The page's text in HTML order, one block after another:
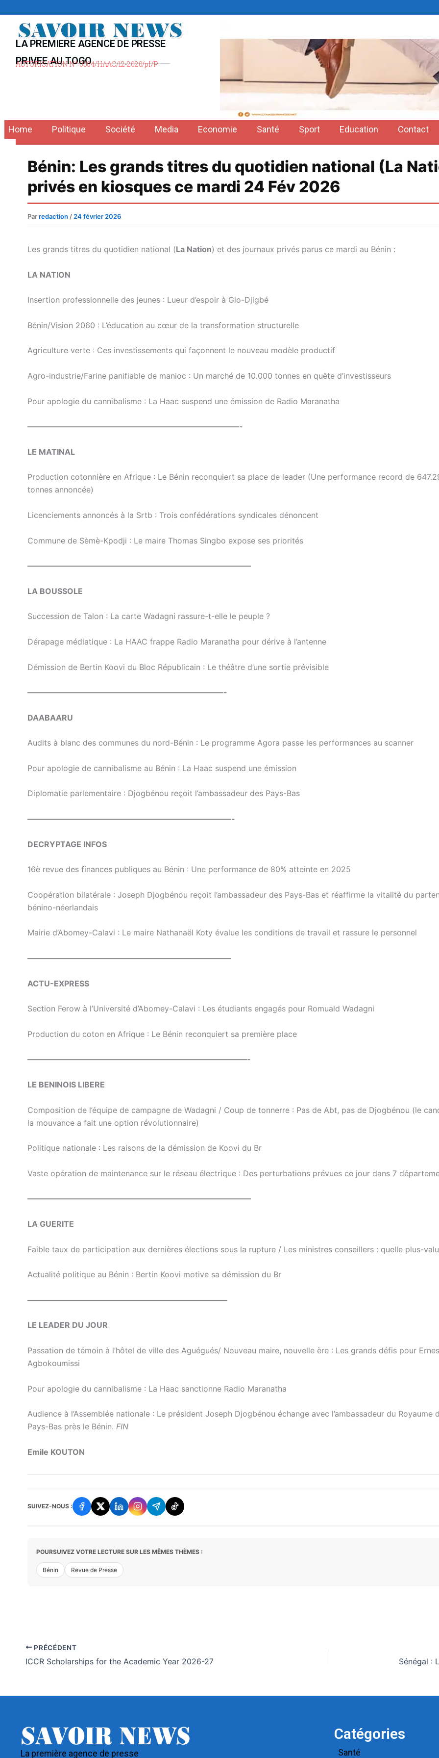
contenu
LA PREMIERE AGENCE DE PRESSE
PRIVEE AU TOGO
AUTORISATION N° 0004/HAAC/12-2020/pl/P
Home Politique Société Media Economie Santé Sport Education Contact
Bénin: Les grands titres du quotidien national (La
privés en kiosques ce mardi 24 Fév 2026
Parredaction / 24 février 2026
Les grands titres du quotidien national (La Nation) et des journaux privés parus ce mardi au Bénin :
LA NATION
Insertion professionnelle des jeunes : Lueur d’espoir à Glo-Djigbé
Bénin/Vision 2060 : L’éducation au cœur de la transformation structurelle
Agriculture verte : Ces investissements qui façonnent le nouveau modèle productif
Agro-industrie/Farine panifiable de manioc : Un marché de 10.000 tonnes en quête d’investisseurs
Pour apologie du cannibalisme : La Haac suspend une émission de Radio Maranatha
———————————————————————————-
LE MATINAL
Production cotonnière en Afrique : Le Bénin reconquiert sa place de leader (Une performance record de
tonnes annoncée)
Licenciements annoncés à la Srtb : Trois confédérations syndicales dénoncent
Commune de Sèmè-Kpodji : Le maire Thomas Singbo expose ses priorités
————————————————————————————–
LA BOUSSOLE
Succession de Talon : La carte Wadagni rassure-t-elle le peuple ?
Dérapage médiatique : La HAAC frappe Radio Maranatha pour dérive à l’antenne
Démission de Bertin Koovi du Bloc Républicain : Le théâtre d’une sortie prévisible
—————————————————————————-
DAABAARU
Audits à blanc des communes du nord-Bénin : Le programme Agora passe les performances au scanner
Pour apologie de cannibalisme au Bénin : La Haac suspend une émission
Diplomatie parlementaire : Djogbénou reçoit l’ambassadeur des Pays-Bas
——————————————————————————-
DECRYPTAGE INFOS
16è revue des finances publiques au Bénin : Une performance de 80% atteinte en 2025
Coopération bilatérale : Joseph Djogbénou reçoit l’ambassadeur des Pays-Bas et réaffirme la vitalité du
bénino-néerlandais
Mairie d’Abomey-Calavi : Le maire Nathanaël Koty évalue les conditions de travail et rassure le personnel
——————————————————————————
ACTU-EXPRESS
Section Ferow à l’Université d’Abomey-Calavi : Les étudiants engagés pour Romuald Wadagni
Production du coton en Afrique : Le Bénin reconquiert sa première place
————————————————————————————-
LE BENINOIS LIBERE
Composition de l’équipe de campagne de Wadagni / Coup de tonnerre : Pas de Abt, pas de Djogbénou (le
la mouvance a fait une option révolutionnaire)
Politique nationale : Les raisons de la démission de Koovi du Br
Vaste opération de maintenance sur le réseau électrique : Des perturbations prévues ce jour dans 7
————————————————————————————–
LA GUERITE
Faible taux de participation aux dernières élections sous la rupture / Les ministres conseillers : quelle plus-
Actualité politique au Bénin : Bertin Koovi motive sa démission du Br
—————————————————————————–
LE LEADER DU JOUR
Passation de témoin à l’hôtel de ville des Aguégués/ Nouveau maire, nouvelle ère : Les grands défis pour
Agbokoumissi
Pour apologie du cannibalisme : La Haac sanctionne Radio Maranatha
Audience à l’Assemblée nationale : Le président Joseph Djogbénou échange avec l’ambassadeur du Royaume
Pays-Bas près le Bénin. FIN
Emile KOUTON
SUIVEZ-NOUS :
POURSUIVEZ VOTRE LECTURE SUR LES MÊMES THÈMES :
Bénin Revue de Presse
PRÉCÉDENT
ICCR Scholarships for the Academic Year 2026-27
La première agence de presse
Catégories
Santé